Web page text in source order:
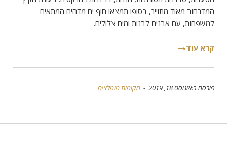
המדרחוב מאוד מתוייר, בסופו תמצאו חוף ים מדהים המתאים
למשפחות, עם אבנים לבנות ומים צלולים.
קרא עוד
פורסם ב:אוגוסט 18, 2019 - מקומות מומלצים